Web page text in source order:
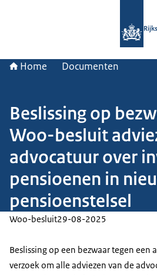
Home Documenten
Beslissing op
Woo-besluit
advocatuur over
pensioenen in
pensioenstelsel
Woo-besluit29-08-2025
Beslissing op een bezwaar tegen een
verzoek om alle adviezen van de